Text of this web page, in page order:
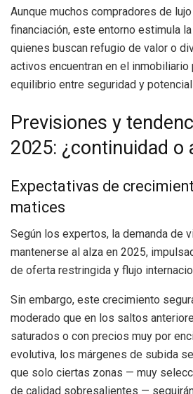
Aunque muchos compradores de
financiación, este entorno estimula
quienes buscan refugio de valor o
activos encuentran en el inmobiliario
equilibrio entre seguridad y
Previsiones y
2025: ¿continuidad o
Expectativas de
matices
Según los expertos, la demanda de
mantenerse al alza en 2025,
de oferta restringida y flujo
Sin embargo, este crecimiento
moderado que en los saltos
saturados o con precios muy por
evolutiva, los márgenes de subida
que solo ciertas zonas — muy
de calidad sobresalientes —